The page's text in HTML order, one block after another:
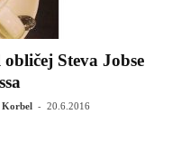
Steva Jobse
Korbel - 20.6.2016